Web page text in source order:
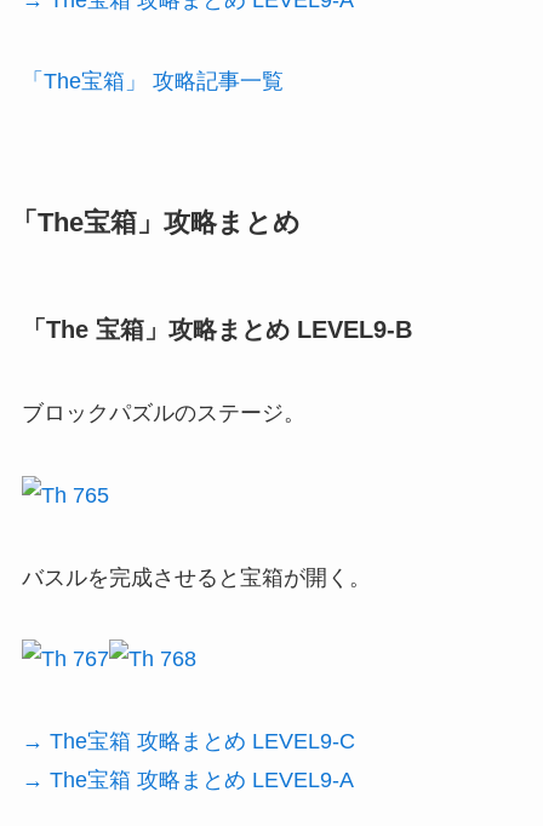
「The宝箱」 攻略記事一覧
「The宝箱」攻略まとめ
「The 宝箱」攻略まとめ LEVEL9-B
ブロックパズルのステージ。
バスルを完成させると宝箱が開く。
→ The宝箱 攻略まとめ LEVEL9-C
→ The宝箱 攻略まとめ LEVEL9-A